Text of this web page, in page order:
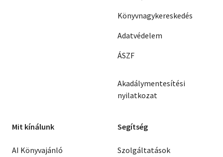
Könyvnagykereskedés
Adatvédelem
ÁSZF
Akadálymentesítési
nyilatkozat
Mit kínálunk
AI Könyvajánló
Segítség
Szolgáltatások